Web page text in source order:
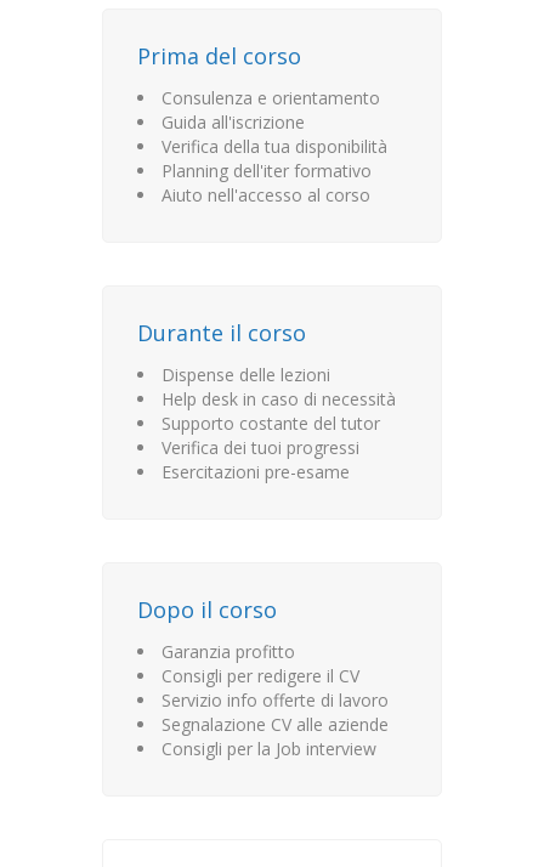
Prima del corso
Consulenza e orientamento
Guida all'iscrizione
Verifica della tua disponibilità
Planning dell'iter formativo
Aiuto nell'accesso al corso
Durante il corso
Dispense delle lezioni
Help desk in caso di necessità
Supporto costante del tutor
Verifica dei tuoi progressi
Esercitazioni pre-esame
Dopo il corso
Garanzia profitto
Consigli per redigere il CV
Servizio info offerte di lavoro
Segnalazione CV alle aziende
Consigli per la Job interview